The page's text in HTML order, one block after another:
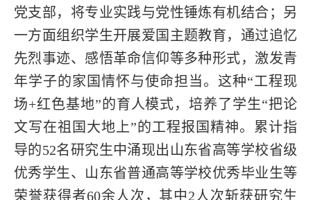
党支部，将专业实践与党性锤炼有机结合；另
一方面组织学生开展爱国主题教育，通过追忆
先烈事迹、感悟革命信仰等多种形式，激发青
年学子的家国情怀与使命担当。这种“工程现
场+红色基地”的育人模式，培养了学生“把论
文写在祖国大地上”的工程报国精神。累计指
导的52名研究生中涌现出山东省高等学校省级
优秀学生、山东省普通高等学校优秀毕业生等
荣誉获得者60余人次，其中2人次斩获研究生